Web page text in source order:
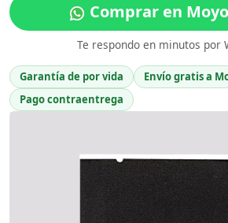
Comprar en
Te respondo en minutos por
Garantía de por vida
Envío gratis a
Pago contraentrega